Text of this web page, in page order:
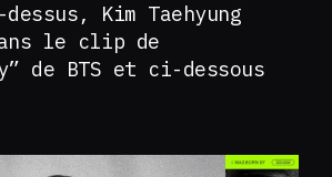
Kim Taehyung
le clip de
de BTS et ci-dessous